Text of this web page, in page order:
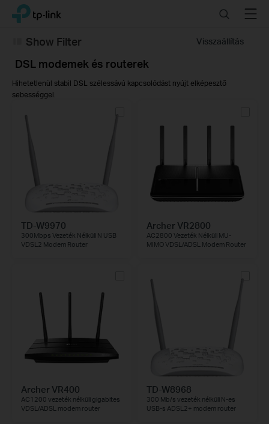
Click
navigation
TP-Link, Reliably Smart SearchMenu
Visszaállítás
Show Filter
DSL modemek és routerek
Hihetetlenül stabil DSL szélessávú kapcsolódást nyújt elképesztő
sebességgel.
TD-W9970
300Mbps Vezeték Nélküli N USB
VDSL2 Modem Router
Archer VR2800
AC2800 Vezeték Nélküli MU-
MIMO VDSL/ADSL Modem Router
Archer VR400
AC1200 vezeték nélküli gigabites
VDSL/ADSL modem router
TD-W8968
300 Mb/s vezeték nélküli N-es
USB-s ADSL2+ modem router